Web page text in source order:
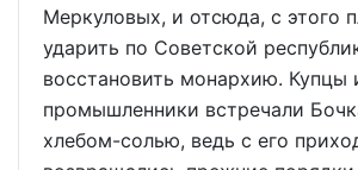
Меркуловых, и отсюда, с этого
ударить по Советской
восстановить монархию. Купцы
промышленники встречали
хлебом-солью, ведь с его